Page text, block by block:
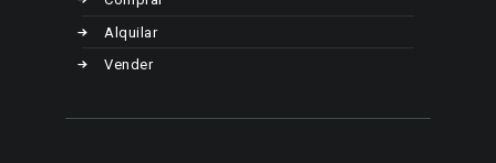
Alquilar
Vender